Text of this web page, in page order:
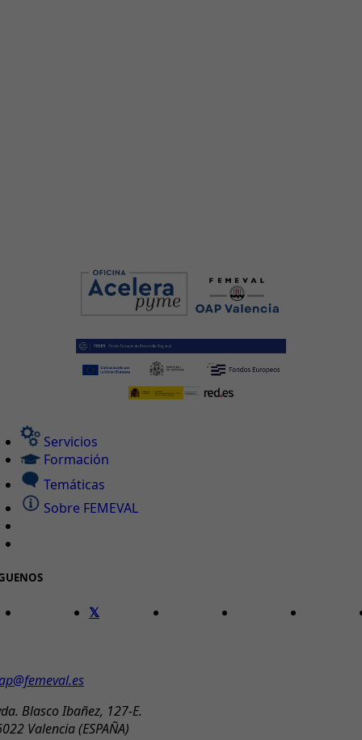
Servicios
Formación
Temáticas
Sobre FEMEVAL
Blasco Ibañez, 127-E.
Valencia (ESPAÑA)